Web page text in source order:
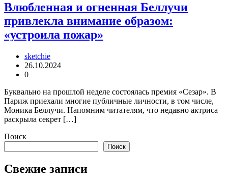
Влюбленная и огненная Беллучи
привлекла внимание образом:
«устроила пожар»
sketchie
26.10.2024
0
Буквально на прошлой неделе состоялась премия «Сезар». В
Париж приехали многие публичные личности, в том числе,
Моника Беллучи. Напомним читателям, что недавно актриса
раскрыла секрет […]
Поиск
Поиск
Свежие записи